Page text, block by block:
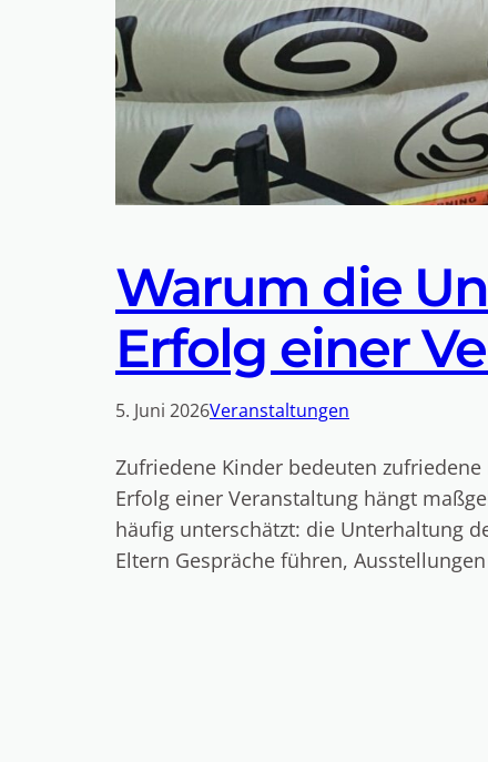
Warum die
Erfolg einer
5. Juni 2026Veranstaltungen
Zufriedene Kinder bedeuten
Erfolg einer Veranstaltung hängt
häufig unterschätzt: die Unterhaltung
Eltern Gespräche führen,